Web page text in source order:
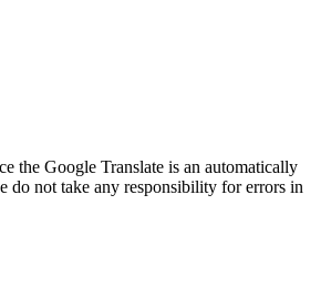
the Google Translate is an automatically
do not take any responsibility for errors in